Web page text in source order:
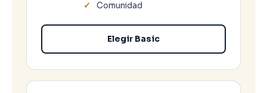
Comunidad
Elegir Basic